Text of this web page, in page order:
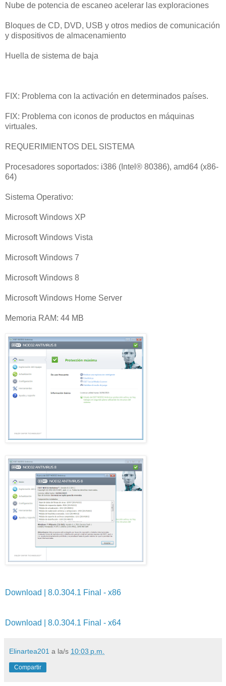
Nube de potencia de escaneo acelerar las exploraciones
Bloques de CD, DVD, USB y otros medios de comunicación
y dispositivos de almacenamiento
Huella de sistema de baja
FIX: Problema con la activación en determinados países.
FIX: Problema con iconos de productos en máquinas
virtuales.
REQUERIMIENTOS DEL SISTEMA
Procesadores soportados: i386 (Intel® 80386), amd64 (x86-
64)
Sistema Operativo:
Microsoft Windows XP
Microsoft Windows Vista
Microsoft Windows 7
Microsoft Windows 8
Microsoft Windows Home Server
Memoria RAM: 44 MB
Download | 8.0.304.1 Final - x86
Download | 8.0.304.1 Final - x64
Elinartea201 a la/s 10:03 p.m.
Compartir